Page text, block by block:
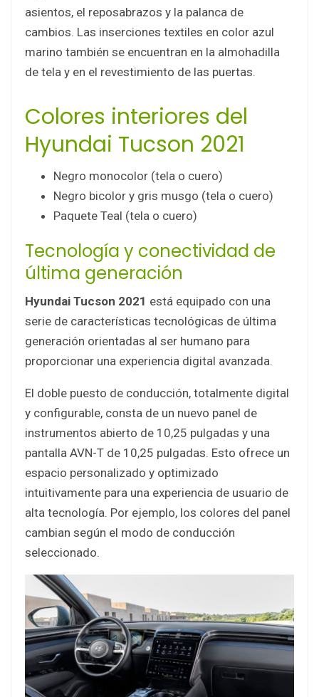
asientos, el reposabrazos y la palanca de
cambios. Las inserciones textiles en color azul
marino también se encuentran en la almohadilla
de tela y en el revestimiento de las puertas.
Colores interiores del
Hyundai Tucson 2021
Negro monocolor (tela o cuero)
Negro bicolor y gris musgo (tela o cuero)
Paquete Teal (tela o cuero)
Tecnología y conectividad de
última generación
Hyundai Tucson 2021 está equipado con una
serie de características tecnológicas de última
generación orientadas al ser humano para
proporcionar una experiencia digital avanzada.
El doble puesto de conducción, totalmente digital
y configurable, consta de un nuevo panel de
instrumentos abierto de 10,25 pulgadas y una
pantalla AVN-T de 10,25 pulgadas. Esto ofrece un
espacio personalizado y optimizado
intuitivamente para una experiencia de usuario de
alta tecnología. Por ejemplo, los colores del panel
cambian según el modo de conducción
seleccionado.